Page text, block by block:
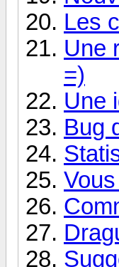
Les
Une
=)
Une
Bug